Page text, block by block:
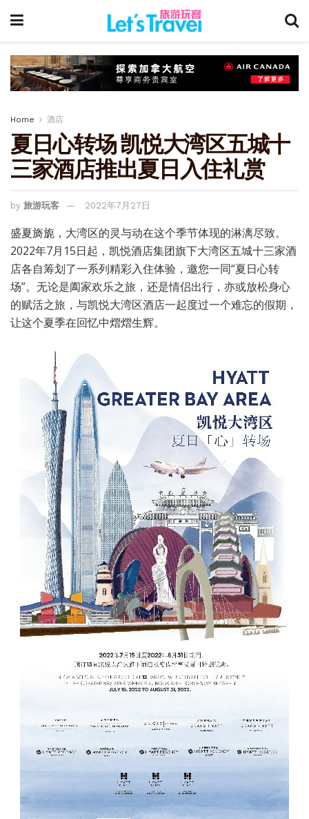
Home 酒店
夏日心转场 凯悦大湾区五城十
三家酒店推出夏日入住礼赏
by 旅游玩客 2022年7月27日
盛夏旖旎，大湾区的灵与动在这个季节体现的淋漓尽致。
2022年7月15日起，凯悦酒店集团旗下大湾区五城十三家酒
店各自筹划了一系列精彩入住体验，邀您一同“夏日心转
场”。无论是阖家欢乐之旅，还是情侣出行，亦或放松身心
的赋活之旅，与凯悦大湾区酒店一起度过一个难忘的假期，
让这个夏季在回忆中熠熠生辉。